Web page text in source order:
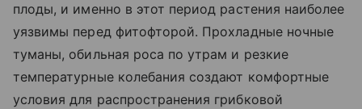
плоды, и именно в этот период растения наиболее
уязвимы перед фитофторой. Прохладные ночные
туманы, обильная роса по утрам и резкие
температурные колебания создают комфортные
условия для распространения грибковой